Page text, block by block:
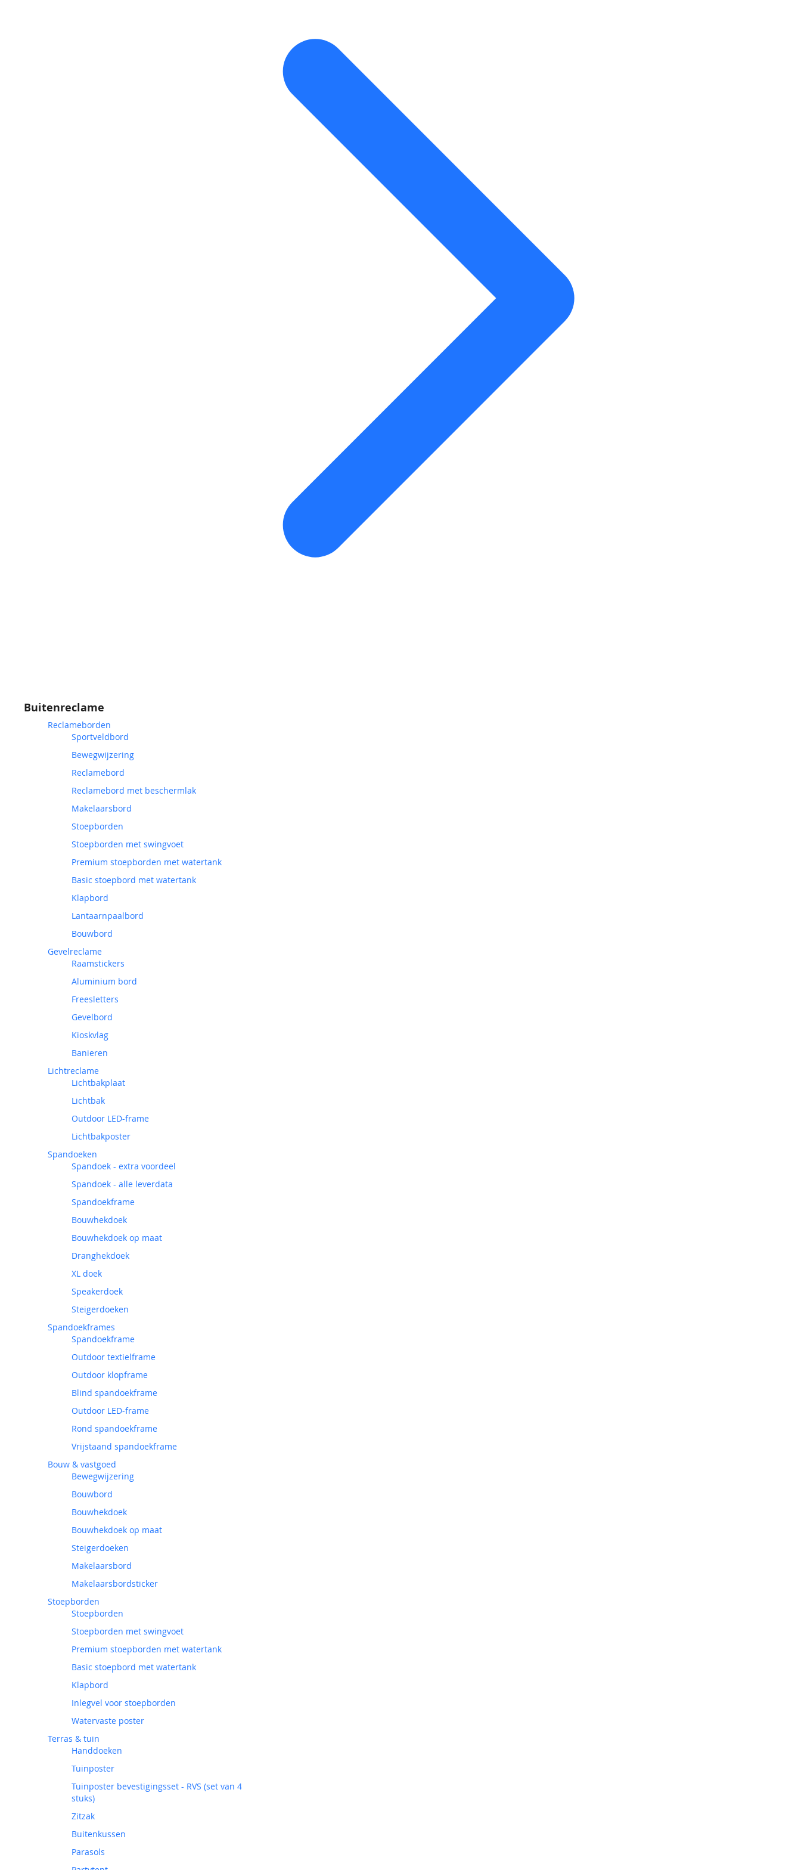
Buitenreclame
Reclameborden
Sportveldbord
Bewegwijzering
Reclamebord
Reclamebord met beschermlak
Makelaarsbord
Stoepborden
Stoepborden met swingvoet
Premium stoepborden met watertank
Basic stoepbord met watertank
Klapbord
Lantaarnpaalbord
Bouwbord
Gevelreclame
Raamstickers
Aluminium bord
Freesletters
Gevelbord
Kioskvlag
Banieren
Lichtreclame
Lichtbakplaat
Lichtbak
Outdoor LED-frame
Lichtbakposter
Spandoeken
Spandoek - extra voordeel
Spandoek - alle leverdata
Spandoekframe
Bouwhekdoek
Bouwhekdoek op maat
Dranghekdoek
XL doek
Speakerdoek
Steigerdoeken
Spandoekframes
Spandoekframe
Outdoor textielframe
Outdoor klopframe
Blind spandoekframe
Outdoor LED-frame
Rond spandoekframe
Vrijstaand spandoekframe
Bouw & vastgoed
Bewegwijzering
Bouwbord
Bouwhekdoek
Bouwhekdoek op maat
Steigerdoeken
Makelaarsbord
Makelaarsbordsticker
Stoepborden
Stoepborden
Stoepborden met swingvoet
Premium stoepborden met watertank
Basic stoepbord met watertank
Klapbord
Inlegvel voor stoepborden
Watervaste poster
Terras & tuin
Handdoeken
Tuinposter
Tuinposter bevestigingsset - RVS (set van 4
stuks)
Zitzak
Buitenkussen
Parasols